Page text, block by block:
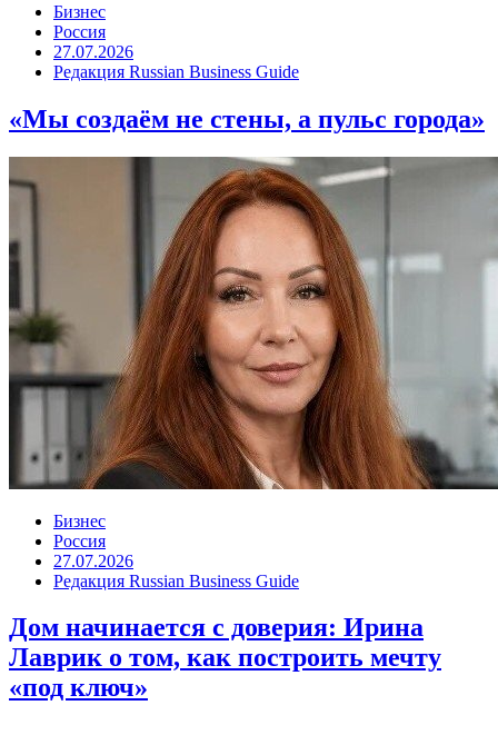
Бизнес
Россия
27.07.2026
Редакция Russian Business Guide
«Мы создаём не стены, а пульс города»
Бизнес
Россия
27.07.2026
Редакция Russian Business Guide
Дом начинается с доверия: Ирина
Лаврик о том, как построить мечту
«под ключ»